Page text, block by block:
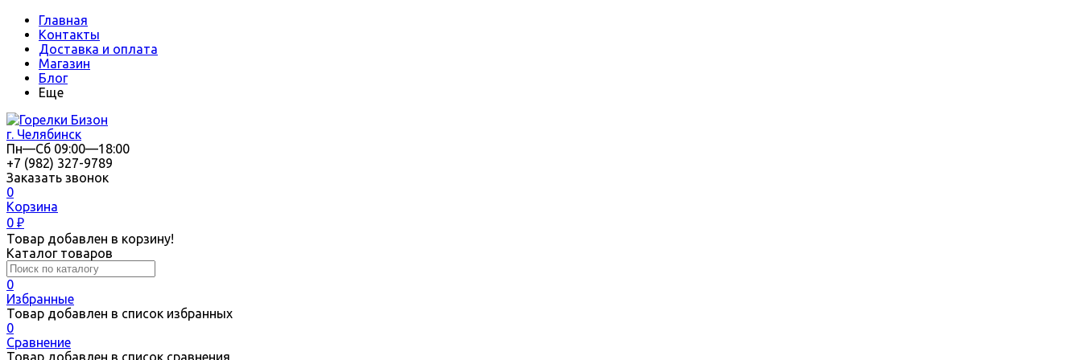
Главная
Контакты
Доставка и оплата
Магазин
Блог
Еще
г. Челябинск
Пн—Сб 09:00—18:00
+7 (982) 327-9789
Заказать звонок
0
Корзина
0 ₽
Товар добавлен в корзину!
Каталог товаров
0
Избранные
Товар добавлен в список избранных
0
Сравнение
Товар добавлен в список сравнения